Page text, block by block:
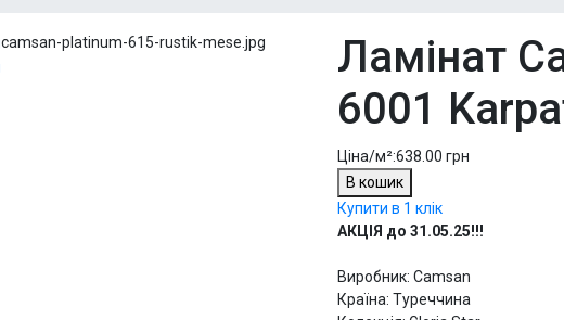
camsan-platinum-615-rustik-mese.jpg
Ламінат
6001
Ціна/м²:638.00 грн
В кошик
Купити в 1 клік
АКЦІЯ до 31.05.25!!!
Виробник: Camsan
Країна: Туреччина